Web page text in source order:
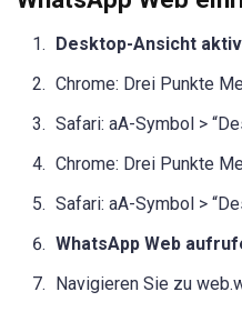
Desktop-Ansicht
Chrome: Drei Punkte
Safari: aA-Symbol >
Chrome: Drei Punkte
Safari: aA-Symbol >
WhatsApp Web
Navigieren Sie zu